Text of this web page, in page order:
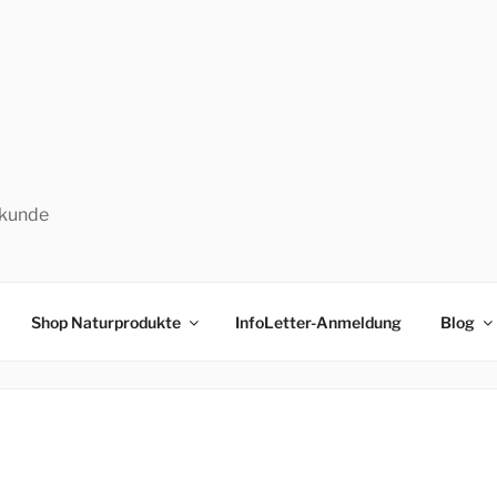
Shop Naturprodukte InfoLetter-Anmeldung Blog